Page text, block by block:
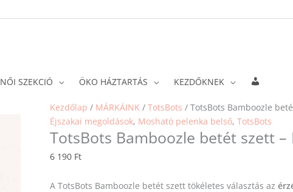
NŐI SZEKCIÓ ÖKO HÁZTARTÁS KEZDŐKNEK
Kezdőlap / MÁRKÁINK / TotsBots / TotsBots Bamboozle
Éjszakai megoldások, Mosható pelenka belső, TotsBots
TotsBots Bamboozle betét szett –
6 190 Ft
A TotsBots Bamboozle betét szett tökéletes választás az